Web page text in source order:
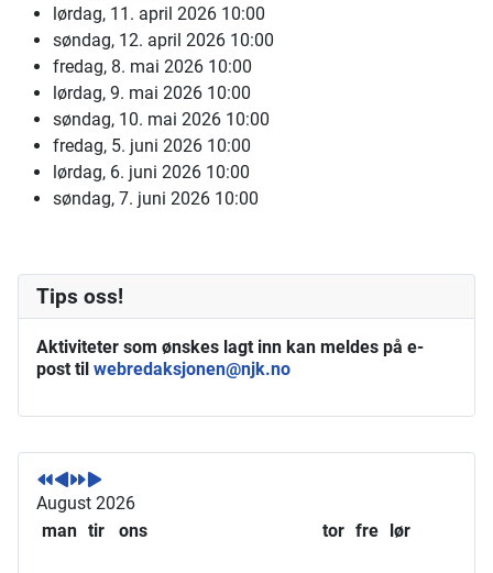
F
o
r
F
o
r
i
N
e
s
e
N
e
s
e
August 2026
man tir ons tor fre lør
lørdag, 11. april 2026 10:00
søndag, 12. april 2026 10:00
fredag, 8. mai 2026 10:00
lørdag, 9. mai 2026 10:00
søndag, 10. mai 2026 10:00
fredag, 5. juni 2026 10:00
lørdag, 6. juni 2026 10:00
søndag, 7. juni 2026 10:00
Tips oss!
Aktiviteter som ønskes lagt inn kan meldes på e-
post til webredaksjonen@njk.no